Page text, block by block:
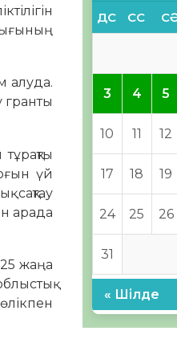
алуда.
гранты
үй
сақтау
арада
жаңа
ДС СС СӘ
3 4 5
10 11 12
17 18 19
24 25 26
31
« Шілде